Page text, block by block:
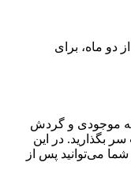
دو ماه، برای
موجودی و گردش
بگذارید. در این
می‌توانید پس از